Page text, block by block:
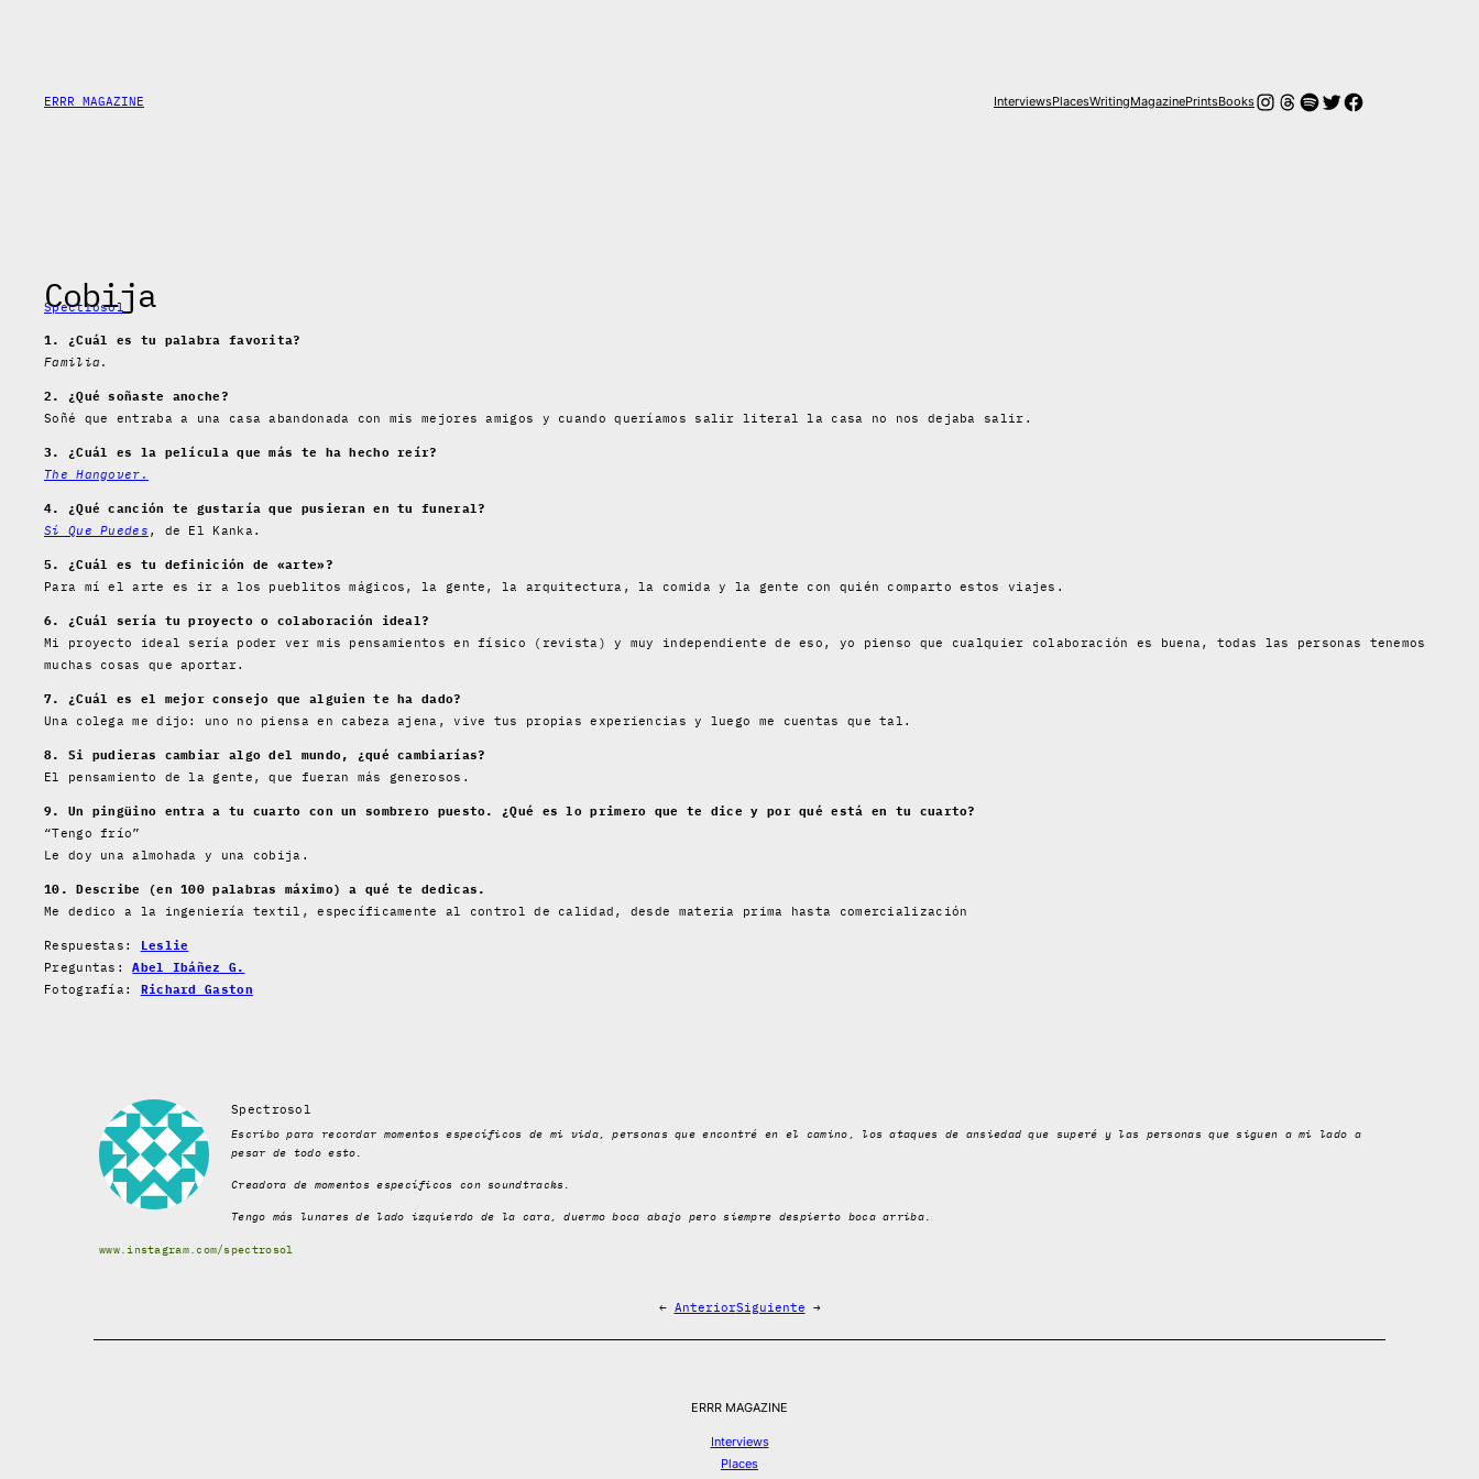
ERRR MAGAZINE InterviewsPlacesWritingMagazinePrintsBooksInstagram
Hilos
Spotify
Twitter
Facebook
Cobija
Spectrosol
1. ¿Cuál es tu palabra favorita?
Familia.
2. ¿Qué soñaste anoche?
Soñé que entraba a una casa abandonada con mis mejores amigos y cuando queríamos salir literal la casa no nos dejaba salir.
3. ¿Cuál es la película que más te ha hecho reír?
The Hangover.
4. ¿Qué canción te gustaría que pusieran en tu funeral?
Sí Que Puedes , de El Kanka.
5. ¿Cuál es tu definición de «arte»?
Para mí el arte es ir a los pueblitos mágicos, la gente, la arquitectura, la comida y la gente con quién comparto estos viajes.
6. ¿Cuál sería tu proyecto o colaboración ideal?
Mi proyecto ideal sería poder ver mis pensamientos en físico (revista) y muy independiente de eso, yo pienso que cualquier colaboración es buena, todas las personas tenemos
muchas cosas que aportar.
7. ¿Cuál es el mejor consejo que alguien te ha dado?
Una colega me dijo: uno no piensa en cabeza ajena, vive tus propias experiencias y luego me cuentas que tal.
8. Si pudieras cambiar algo del mundo, ¿qué cambiarías?
El pensamiento de la gente, que fueran más generosos.
9. Un pingüino entra a tu cuarto con un sombrero puesto. ¿Qué es lo primero que te dice y por qué está en tu cuarto?
“Tengo frío”
Le doy una almohada y una cobija.
10. Describe (en 100 palabras máximo) a qué te dedicas.
Me dedico a la ingeniería textil, específicamente al control de calidad, desde materia prima hasta comercialización
Respuestas: Leslie
Preguntas:Abel Ibáñez G.
Fotografía: Richard Gaston
Spectrosol
Escribo para recordar momentos específicos de mi vida, personas que encontré en el camino, los ataques de ansiedad que superé y las personas que siguen a mi lado a
pesar de todo esto.
Creadora de momentos específicos con soundtracks.
Tengo más lunares de lado izquierdo de la cara, duermo boca abajo pero siempre despierto boca arriba.
www.instagram.com/spectrosol
← AnteriorSiguiente →
ERRR MAGAZINE
Interviews
Places